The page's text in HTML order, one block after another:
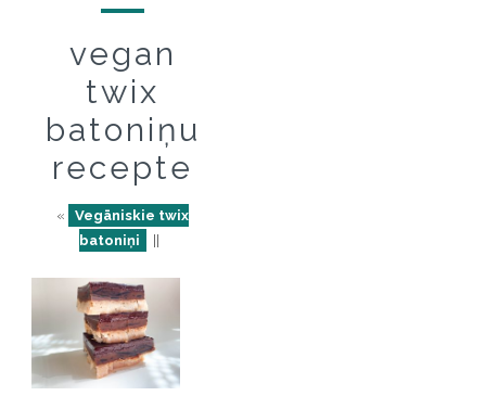
vegan
twix
batoniņu
recepte
«
Vegāniskie twix
batoniņi